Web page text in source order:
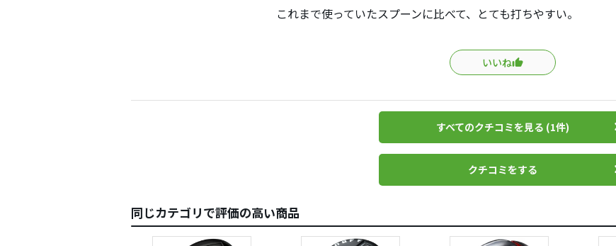
これまで使っていたスプーンに比べて、とても打ちやすい。
またダフッてもある程度抜けてくれやすいように感じます。
最も許してくれるクラブだ、と書いてあってやはりと思いました。
あたっときの飛距離は普通で特に感動は無いと思います。
いいね
すべてのクチコミを見る (1件)
クチコミをする
同じカテゴリで評価の高い商品